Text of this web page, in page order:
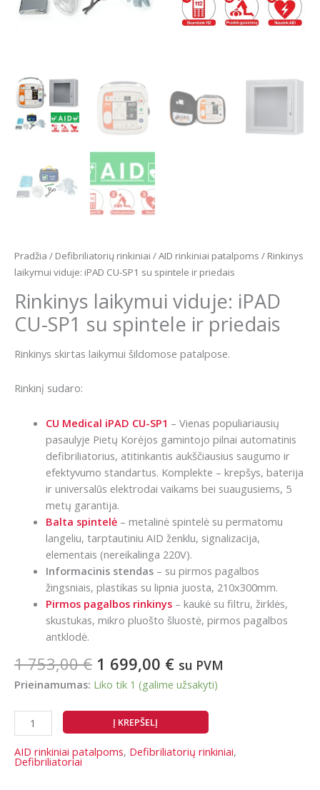
Pradžia / Defibriliatorių rinkiniai /AID rinkiniai patalpoms / Rinkinys
laikymui viduje: iPAD CU-SP1 su spintele ir priedais
Rinkinys laikymui viduje: iPAD
CU-SP1 su spintele ir priedais
Rinkinys skirtas laikymui šildomose patalpose.
Rinkinį sudaro:
CU Medical iPAD CU-SP1 – Vienas populiariausių
pasaulyje Pietų Korėjos gamintojo pilnai automatinis
defibriliatorius, atitinkantis aukščiausius saugumo ir
efektyvumo standartus. Komplekte – krepšys, baterija
ir universalūs elektrodai vaikams bei suaugusiems, 5
metų garantija.
Balta spintelė– metalinė spintelė su permatomu
langeliu, tarptautiniu AID ženklu, signalizacija,
elementais (nereikalinga 220V).
Informacinis stendas– su pirmos pagalbos
žingsniais, plastikas su lipnia juosta, 210x300mm.
Pirmos pagalbos rinkinys– kaukė su filtru, žirklės,
skustukas, mikro pluošto šluostė, pirmos pagalbos
antklodė.
1 753,00€ Original
price
was:
1
753,00 €.
1 699,00 €Current
price
is:
1
699,00 €.
su PVM
Prieinamumas: Liko tik 1 (galime užsakyti)
produkto
kiekis:
Rinkinys
laikymui
Į KREPŠELĮ
AID rinkiniai patalpoms, Defibriliatorių rinkiniai,
Defibriliatoriai